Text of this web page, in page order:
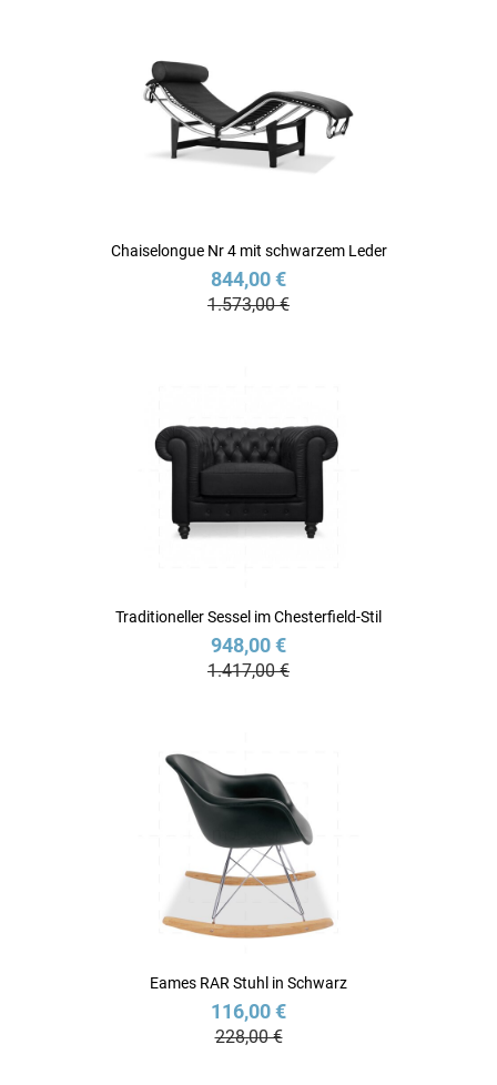
Chaiselongue Nr 4 mit schwarzem Leder
844,00 €
1.573,00 €
Traditioneller Sessel im Chesterfield-Stil
948,00 €
1.417,00 €
Eames RAR Stuhl in Schwarz
116,00 €
228,00 €